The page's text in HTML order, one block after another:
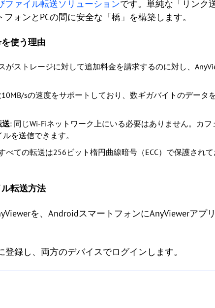
ファイル転送ソリューションです。単純な「リンク
ォンとPCの間に安全な「橋」を構築します。
使う理由
がストレージに対して追加料金を請求するのに対し、
10MB/sの速度をサポートしており、数ギガバイトのデータ
送: 同じWi-Fiネットワーク上にいる必要はありません。カ
を送信できます。
べての転送は256ビット楕円曲線暗号（ECC）で保護され
転送方法
を、AndroidスマートフォンにAnyViewerアプ
録し、両方のデバイスでログインします。